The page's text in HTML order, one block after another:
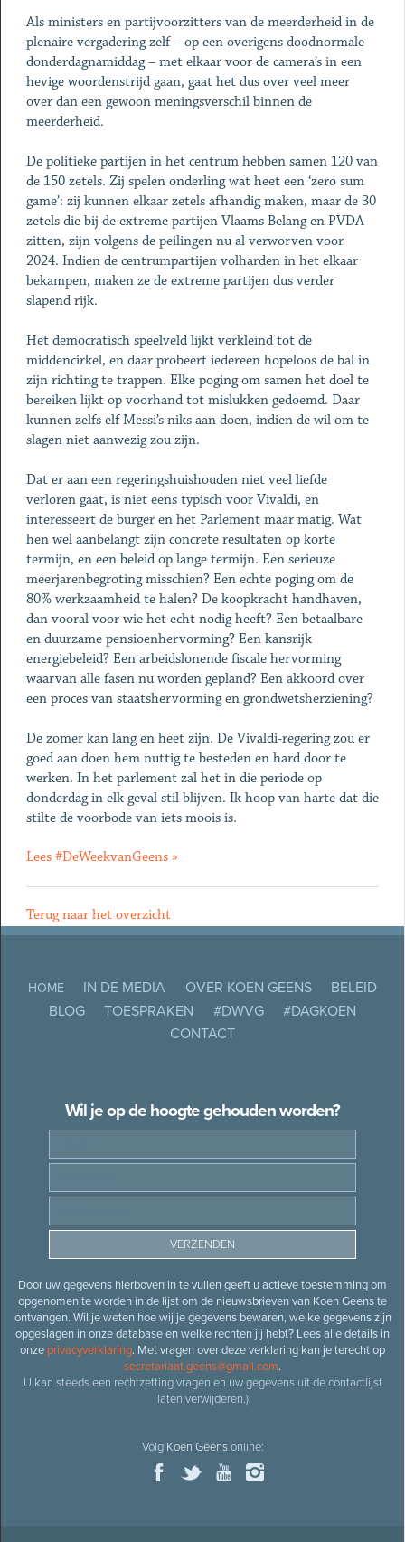
Als ministers en partijvoorzitters van de meerderheid in de
plenaire vergadering zelf – op een overigens doodnormale
donderdagnamiddag – met elkaar voor de camera’s in een
hevige woordenstrijd gaan, gaat het dus over veel meer
over dan een gewoon meningsverschil binnen de
meerderheid.
De politieke partijen in het centrum hebben samen 120 van
de 150 zetels. Zij spelen onderling wat heet een ‘zero sum
game’: zij kunnen elkaar zetels afhandig maken, maar de 30
zetels die bij de extreme partijen Vlaams Belang en PVDA
zitten, zijn volgens de peilingen nu al verworven voor
2024. Indien de centrumpartijen volharden in het elkaar
bekampen, maken ze de extreme partijen dus verder
slapend rijk.
Het democratisch speelveld lijkt verkleind tot de
middencirkel, en daar probeert iedereen hopeloos de bal in
zijn richting te trappen. Elke poging om samen het doel te
bereiken lijkt op voorhand tot mislukken gedoemd. Daar
kunnen zelfs elf Messi’s niks aan doen, indien de wil om te
slagen niet aanwezig zou zijn.
Dat er aan een regeringshuishouden niet veel liefde
verloren gaat, is niet eens typisch voor Vivaldi, en
interesseert de burger en het Parlement maar matig. Wat
hen wel aanbelangt zijn concrete resultaten op korte
termijn, en een beleid op lange termijn. Een serieuze
meerjarenbegroting misschien? Een echte poging om de
80% werkzaamheid te halen? De koopkracht handhaven,
dan vooral voor wie het echt nodig heeft? Een betaalbare
en duurzame pensioenhervorming? Een kansrijk
energiebeleid? Een arbeidslonende fiscale hervorming
waarvan alle fasen nu worden gepland? Een akkoord over
een proces van staatshervorming en grondwetsherziening?
De zomer kan lang en heet zijn. De Vivaldi-regering zou er
goed aan doen hem nuttig te besteden en hard door te
werken. In het parlement zal het in die periode op
donderdag in elk geval stil blijven. Ik hoop van harte dat die
stilte de voorbode van iets moois is.
Lees #DeWeekvanGeens »
Terug naar het overzicht
HOME IN DE MEDIA OVER KOEN GEENS
BELEID
BLOG
TOESPRAKEN #DWVG
#DAGKOEN
CONTACT
Wil je op de hoogte gehouden worden?
Door uw gegevens hierboven in te vullen geeft u actieve toestemming om
opgenomen te worden in de lijst om de nieuwsbrieven van Koen Geens te
ontvangen. Wil je weten hoe wij je gegevens bewaren, welke gegevens zijn
opgeslagen in onze database en welke rechten jij hebt? Lees alle details in
onze privacyverklaring. Met vragen over deze verklaring kan je terecht op
secretariaat.geens@gmail.com.
U kan steeds een rechtzetting vragen en uw gegevens uit de contactlijst
laten verwijderen.)
Volg Koen Geensonline: